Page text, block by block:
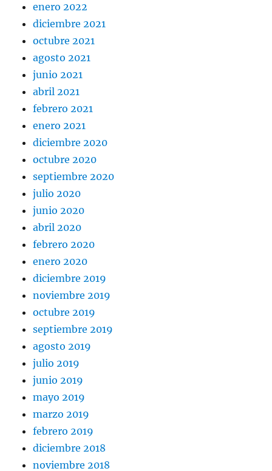
enero 2022
diciembre 2021
octubre 2021
agosto 2021
junio 2021
abril 2021
febrero 2021
enero 2021
diciembre 2020
octubre 2020
septiembre 2020
julio 2020
junio 2020
abril 2020
febrero 2020
enero 2020
diciembre 2019
noviembre 2019
octubre 2019
septiembre 2019
agosto 2019
julio 2019
junio 2019
mayo 2019
marzo 2019
febrero 2019
diciembre 2018
noviembre 2018